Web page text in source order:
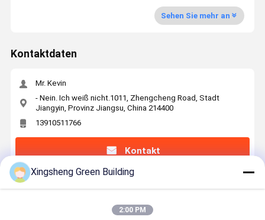
Sehen Sie mehr an
Kontaktdaten
Mr. Kevin
- Nein. Ich weiß nicht.1011, Zhengcheng Road, Stadt
Jiangyin, Provinz Jiangsu, China 214400
13910511766
Kontakt
Erhalten Sie Den Besten Preis Für
Xingsheng Green Building
2:00 PM